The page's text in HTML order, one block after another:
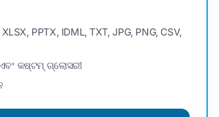
XLSX, PPTX, IDML, TXT, JPG, PNG, CSV,
କଷ୍ଟମ୍ ଗ୍ଲୋସରୀ